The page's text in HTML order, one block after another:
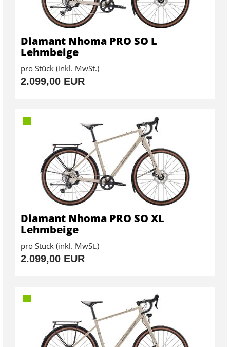
Diamant Nhoma PRO SO L
Lehmbeige
pro Stück (inkl. MwSt.)
2.099,00 EUR
Diamant Nhoma PRO SO XL
Lehmbeige
pro Stück (inkl. MwSt.)
2.099,00 EUR